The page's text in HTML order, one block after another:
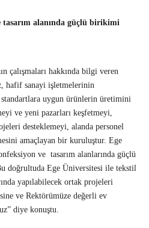
alanında güçlü birikimi
çalışmaları hakkında bilgi veren
hafif sanayi işletmelerinin
standartlara uygun ürünlerin üretimini
ve yeni pazarları keşfetmeyi,
desteklemeyi, alanda personel
amaçlayan bir kuruluştur. Ege
ve tasarım alanlarında güçlü
doğrultuda Ege Üniversitesi ile tekstil
yapılabilecek ortak projeleri
ve Rektörümüze değerli ev
diye konuştu.